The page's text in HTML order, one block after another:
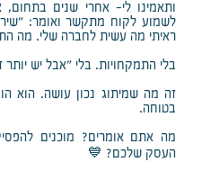
ותאמינו לי- אחרי שנים
לשמוע לקוח מתקשר ואומר:
ראיתי מה עשית לחברה שלי. מה
בלי התמקחויות. בלי “אבל יש
זה מה שמיתוג נכון עושה. הוא
בטוחה.
מה אתם אומרים? מוכנים
העסק שלכם? 💙